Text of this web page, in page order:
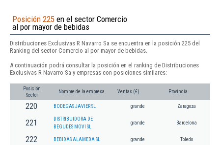
Posición 225 en el sector Comercio
al por mayor de bebidas
Distribuciones Exclusivas R Navarro Sa se encuentra en la posición 225 del
Ranking del sector Comercio al por mayor de bebidas.
A continuación podrá consultar la posición en el ranking de Distribuciones
Exclusivas R Navarro Sa y empresas con posiciones similares:
Posición
Sector
Nombre de la empresa Ventas (€) Provincia
220 BODEGAS JAVIER SL grande Zaragoza
221
DISTRIBUIDORA DE
BEGUDES MOVI SL
grande Barcelona
222 BEBIDAS ALAMEDA SL grande Toledo